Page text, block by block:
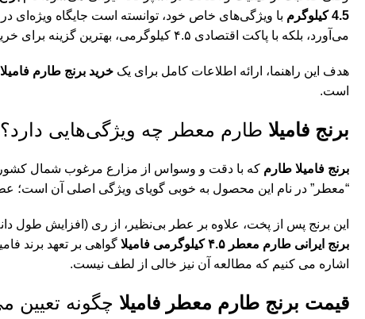
4.5 کیلوگرم
با ویژگی‌های خاص خود، توانسته است جایگاه ویژه‌ای
می‌آورد، بلکه با پاکت اقتصادی ۴.۵ کیلوگرمی، بهترین گزینه برای خریدهای ماهیانه و تأمین نیاز روزمره خانواده‌ های متوسط است.
هدف این راهنما، ارائه اطلاعات کامل برای یک خرید برنج طارم فامیلا
است.
برنج فامیلا طارم معطر چه ویژگی‌هایی دارد؟
برنج فامیلا طارم که با دقت و وسواس از مزارع مرغوب شمال
“معطر” در نام این محصول به خوبی گویای ویژگی اصلی آن است؛
این برنج پس از پخت، علاوه بر عطر بی‌نظیر، از ری (افزایش طول
برنج ایرانی طارم معطر ۴.۵ کیلوگرمی فامیلا
گواهی بر تعهد برند
اشاره می کنیم که مطالعه آن نیز خالی از لطف نیست.
قیمت برنج طارم معطر فامیلا چگونه تعیین